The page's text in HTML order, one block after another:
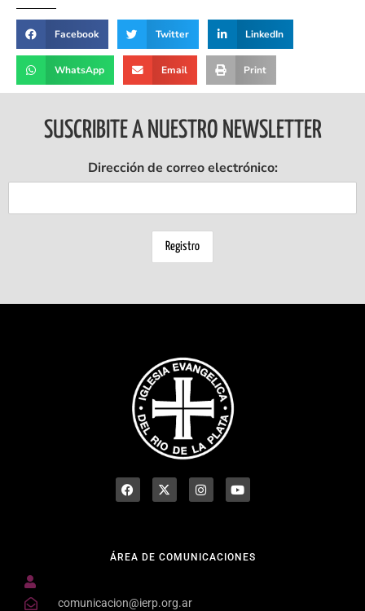
Facebook Twitter LinkedIn
WhatsApp Email Print
SUSCRIBITE A NUESTRO NEWSLETTER
Dirección de correo electrónico:
ÁREA DE COMUNICACIONES
comunicacion@ierp.org.ar